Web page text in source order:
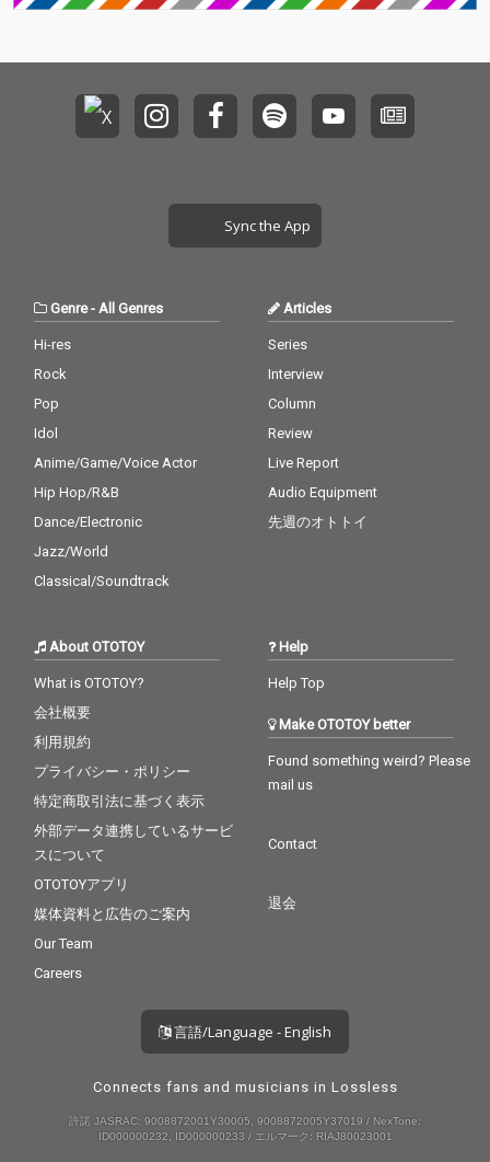
Sync the App
Genre- All Genres
Hi-res
Rock
Pop
Idol
Anime/Game/Voice Actor
Hip Hop/R&B
Dance/Electronic
Jazz/World
Classical/Soundtrack
Articles
Series
Interview
Column
Review
Live Report
Audio Equipment
先週のオトトイ
About OTOTOY
What is OTOTOY?
会社概要
利用規約
プライバシー・ポリシー
特定商取引法に基づく表示
外部データ連携しているサービ
スについて
OTOTOYアプリ
媒体資料と広告のご案内
Our Team
Careers
Help
Help Top
Make OTOTOY better
Found something weird? Please
mail us
Contact
退会
言語/Language - English
Connects fans and musicians in Lossless
許諾 JASRAC: 9008872001Y30005, 9008872005Y37019 / NexTone:
ID000000232, ID000000233 / エルマーク: RIAJ80023001